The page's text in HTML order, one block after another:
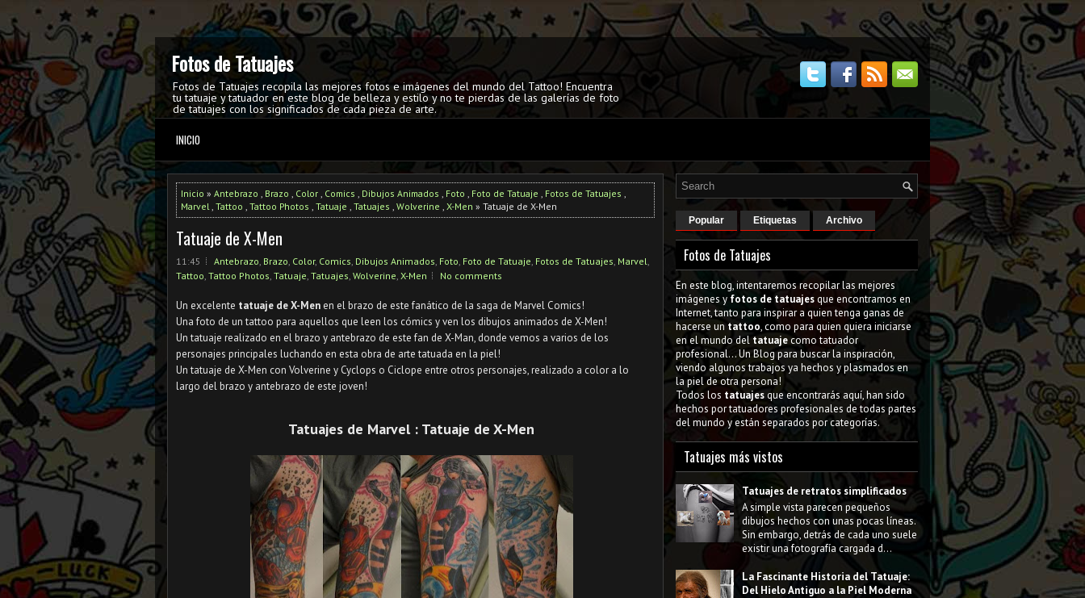
Fotos de Tatuajes
Fotos de Tatuajes recopila las mejores fotos e imágenes del mundo del Tattoo! Encuentra
tu tatuaje y tatuador en este blog de belleza y estilo y no te pierdas de las galerías de foto
de tatuajes con los significados de cada pieza de arte.
INICIO
Inicio » Antebrazo , Brazo , Color , Comics , Dibujos Animados , Foto , Foto de Tatuaje , Fotos de Tatuajes ,
Marvel, Tattoo , Tattoo Photos , Tatuaje , Tatuajes , Wolverine , X-Men » Tatuaje de X-Men
Tatuaje de X-Men
11:45 Antebrazo, Brazo, Color, Comics, Dibujos Animados, Foto, Foto de Tatuaje, Fotos de Tatuajes, Marvel,
Tattoo, Tattoo Photos, Tatuaje, Tatuajes, Wolverine, X-Men No comments
Un excelente tatuaje de X-Men en el brazo de este fanático de la saga de Marvel Comics!
Una foto de un tattoo para aquellos que leen los cómics y ven los dibujos animados de X-Men!
Un tatuaje realizado en el brazo y antebrazo de este fan de X-Man, donde vemos a varios de los
personajes principales luchando en esta obra de arte tatuada en la piel!
Un tatuaje de X-Men con Volverine y Cyclops o Ciclope entre otros personajes, realizado a color a lo
largo del brazo y antebrazo de este joven!
Tatuajes de Marvel : Tatuaje de X-Men
Popular Etiquetas Archivo
Fotos de Tatuajes
En este blog, intentaremos recopilar las mejores
imágenes y fotos de tatuajesque encontramos en
Internet, tanto para inspirar a quien tenga ganas de
hacerse un tattoo, como para quien quiera iniciarse
en el mundo del tatuajecomo tatuador
profesional... Un Blog para buscar la inspiración,
viendo algunos trabajos ya hechos y plasmados en
la piel de otra persona!
Todos los tatuajesque encontrarás aquí, han sido
hechos por tatuadores profesionales de todas partes
del mundo y están separados por categorías.
Tatuajes más vistos
Tatuajes de retratos simplificados
A simple vista parecen pequeños
dibujos hechos con unas pocas líneas.
Sin embargo, detrás de cada uno suele
existir una fotografía cargada d...
La Fascinante Historia del Tatuaje:
Del Hielo Antiguo a la Piel Moderna